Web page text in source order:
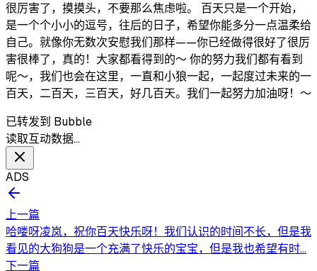
很厉害了，摸摸头，不要那么焦虑啦。 百天只是一个开始，
是一个个小小的逗号，往后的日子，希望你能多分一点温柔给
自己。就像你无数次安慰我们那样——你已经做得很好了很厉
害很棒了，真的！大家都看得到的～ 你的努力我们都有看到
呢～，我们也会在这里，一直和小狼一起，一起度过未来的一
百天，二百天，三百天，好几百天。我们一起努力加油呀！～
已转发到 Bubble
读取互动数据…
ADS
上一篇
哈喽呀凌岚，祝你百天快乐呀！我们认识的时间不长，但是我
看见的大狗狗是一个充满了快乐的宝宝，但是我也希望有时...
下一篇